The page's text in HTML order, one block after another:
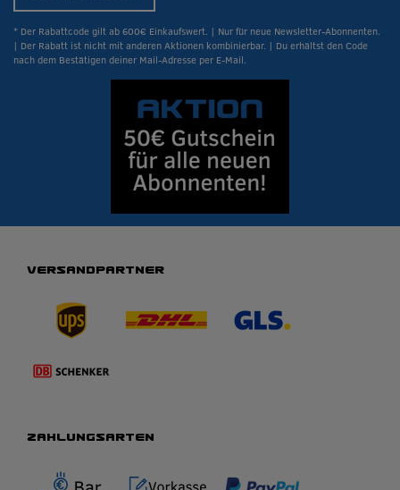
* Der Rabattcode gilt ab 600€ Einkaufswert. | Nur für neue Newsletter-Abonnenten.
| Der Rabatt ist nicht mit anderen Aktionen kombinierbar. | Du erhältst den Code
nach dem Bestätigen deiner Mail-Adresse per E-Mail.
VERSANDPARTNER
ZAHLUNGSARTEN